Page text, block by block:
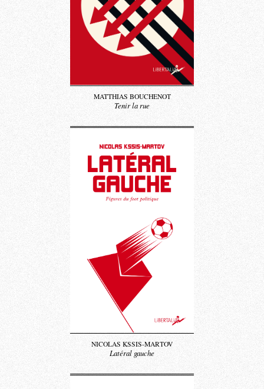
MATTHIAS BOUCHENOT
Tenir la rue
NICOLAS KSSIS-MARTOV
Latéral gauche